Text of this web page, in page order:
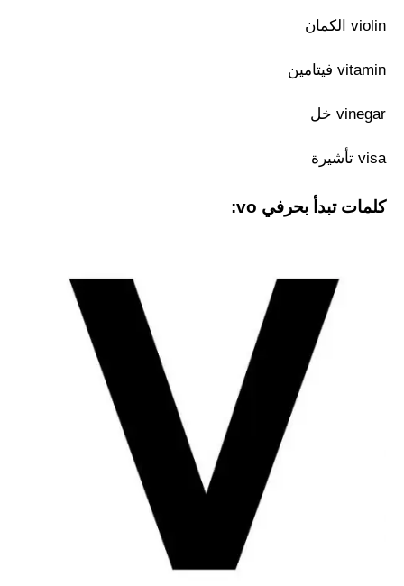
violin الكمان
vitamin فيتامين
vinegar خل
visa تأشيرة
كلمات تبدأ بحرفي vo: